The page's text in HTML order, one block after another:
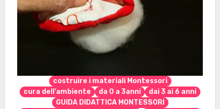
costruire i materiali Montessori
cura dell'ambiente
da 0 a 3anni
dai 3 ai 6 anni
GUIDA DIDATTICA MONTESSORI